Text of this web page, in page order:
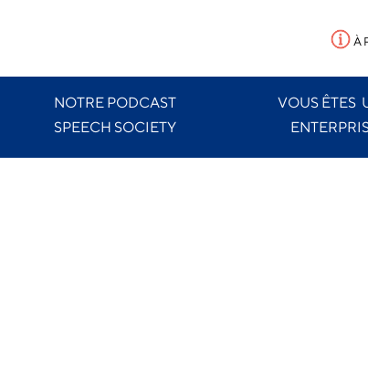
À
NOTRE PODCAST
SPEECH SOCIETY
VOUS ÊTES